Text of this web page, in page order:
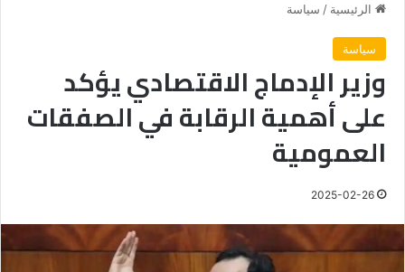
الرئيسية / سياسة
سياسة
وزير الإدماج الاقتصادي يؤكد
على أهمية الرقابة في الصفقات
العمومية
2025-02-26